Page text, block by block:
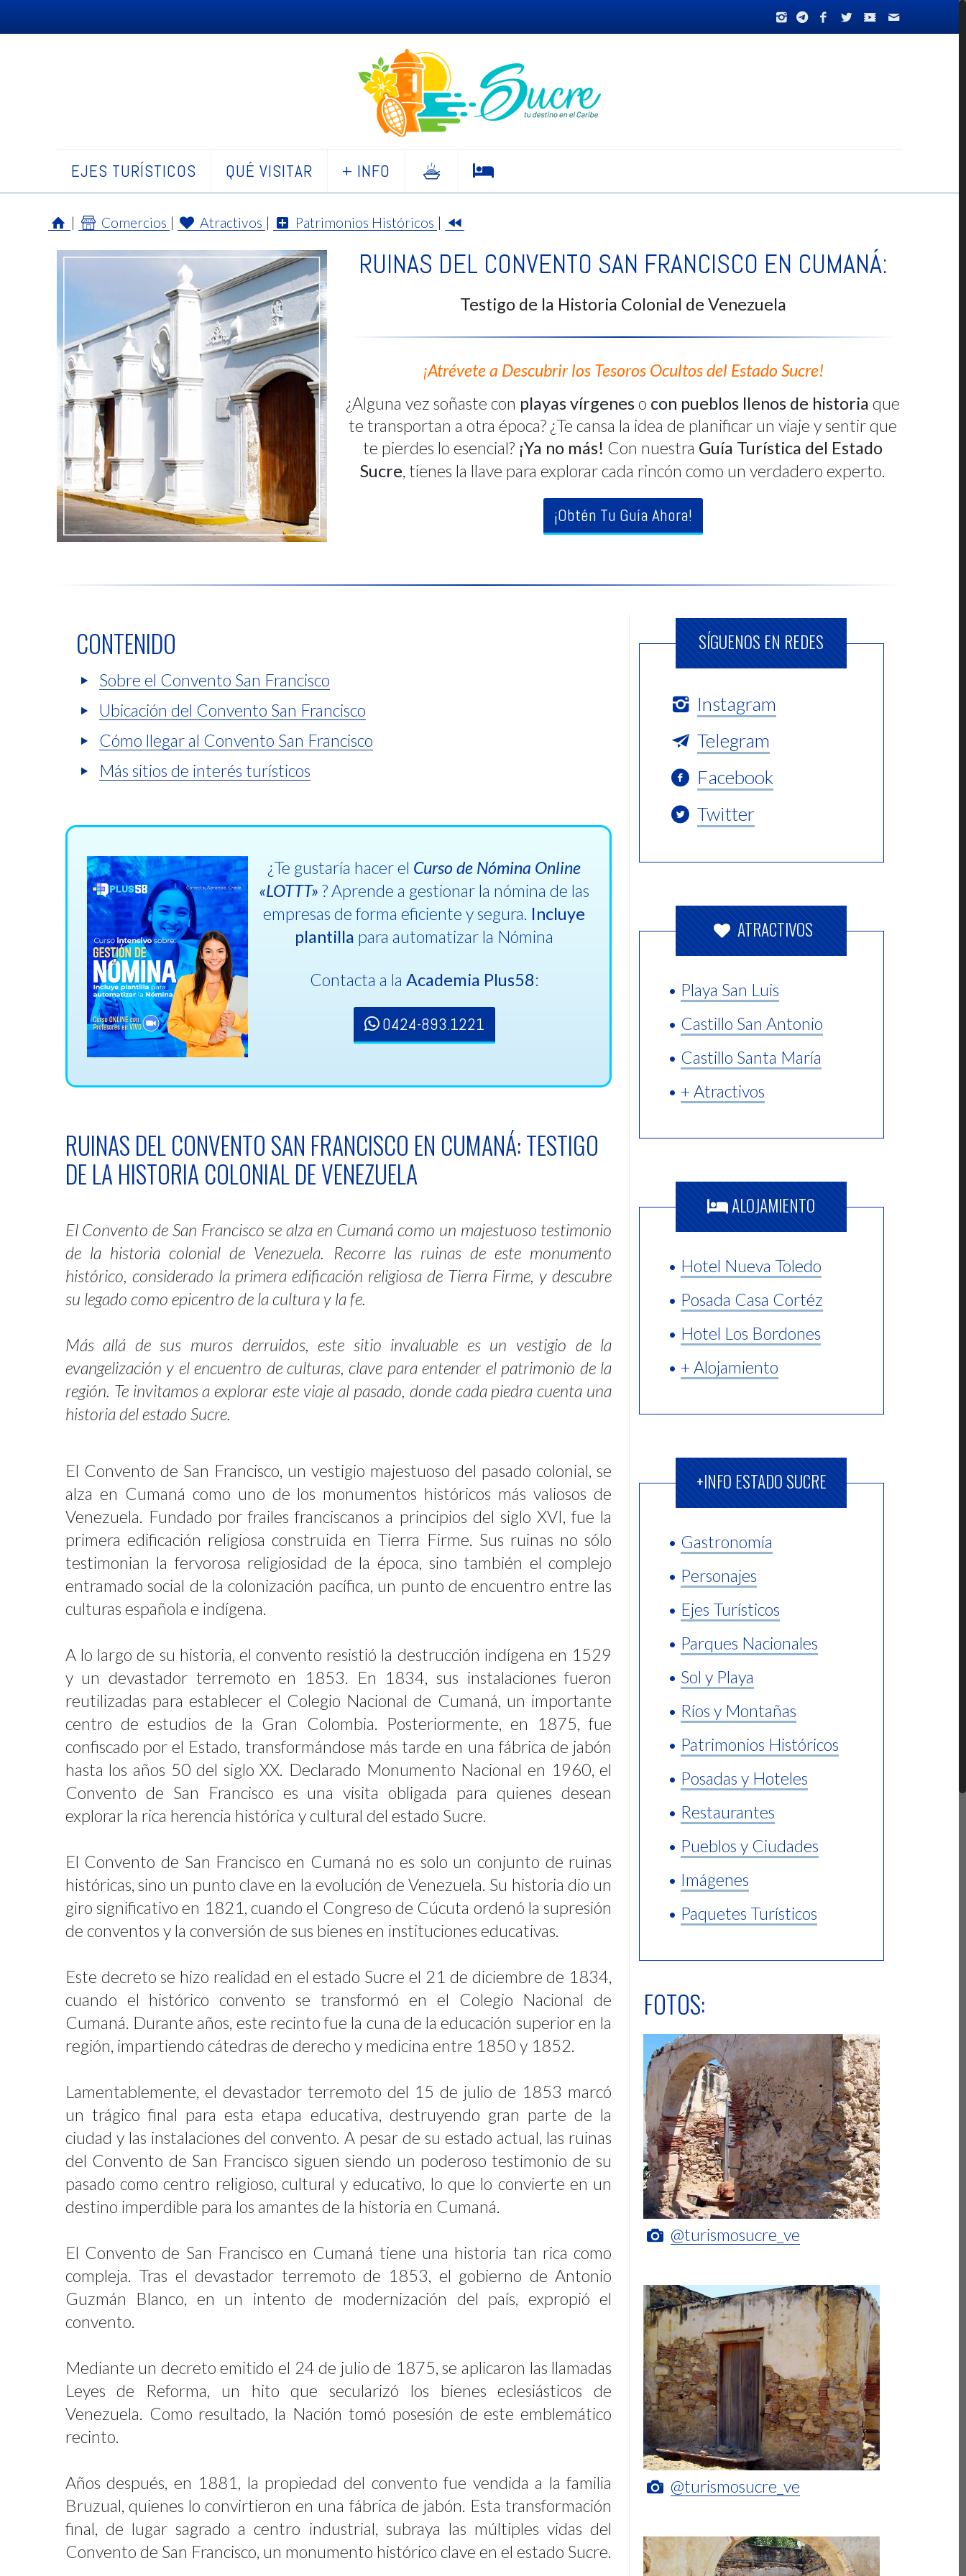
EJES TURÍSTICOS QUÉ VISITAR + INFO
| Comercios | Atractivos | Patrimonios Históricos |
RUINAS DEL CONVENTO SAN FRANCISCO EN CUMANÁ:
Testigo de la Historia Colonial de Venezuela
¡Atrévete a Descubrir los Tesoros Ocultos del Estado Sucre!
¿Alguna vez soñaste con playas vírgeneso con pueblos llenos de historia que
te transportan a otra época? ¿Te cansa la idea de planificar un viaje y sentir que
te pierdes lo esencial? ¡Ya no más! Con nuestra Guía Turística del Estado
Sucre, tienes la llave para explorar cada rincón como un verdadero experto.
¡Obtén Tu Guía Ahora!
CONTENIDO
Sobre el Convento San Francisco
Ubicación del Convento San Francisco
Cómo llegar al Convento San Francisco
Más sitios de interés turísticos
¿Te gustaría hacer el Curso de Nómina Online
«LOTTT»? Aprende a gestionar la nómina de las
empresas de forma eficiente y segura. Incluye
plantilla para automatizar la Nómina
Contacta a la Academia Plus58:
0424-893.1221
RUINAS DEL CONVENTO SAN FRANCISCO EN CUMANÁ: TESTIGO
DE LA HISTORIA COLONIAL DE VENEZUELA
El Convento de San Francisco se alza en Cumaná como un majestuoso testimonio
de la historia colonial de Venezuela. Recorre las ruinas de este monumento
histórico, considerado la primera edificación religiosa de Tierra Firme, y descubre
su legado como epicentro de la cultura y la fe.
Más allá de sus muros derruidos, este sitio invaluable es un vestigio de la
evangelización y el encuentro de culturas, clave para entender el patrimonio de la
región. Te invitamos a explorar este viaje al pasado, donde cada piedra cuenta una
historia del estado Sucre.
El Convento de San Francisco, un vestigio majestuoso del pasado colonial, se
alza en Cumaná como uno de los monumentos históricos más valiosos de
Venezuela. Fundado por frailes franciscanos a principios del siglo XVI, fue la
primera edificación religiosa construida en Tierra Firme. Sus ruinas no sólo
testimonian la fervorosa religiosidad de la época, sino también el complejo
entramado social de la colonización pacífica, un punto de encuentro entre las
culturas española e indígena.
A lo largo de su historia, el convento resistió la destrucción indígena en 1529
y un devastador terremoto en 1853. En 1834, sus instalaciones fueron
reutilizadas para establecer el Colegio Nacional de Cumaná, un importante
centro de estudios de la Gran Colombia. Posteriormente, en 1875, fue
confiscado por el Estado, transformándose más tarde en una fábrica de jabón
hasta los años 50 del siglo XX. Declarado Monumento Nacional en 1960, el
Convento de San Francisco es una visita obligada para quienes desean
explorar la rica herencia histórica y cultural del estado Sucre.
El Convento de San Francisco en Cumaná no es solo un conjunto de ruinas
históricas, sino un punto clave en la evolución de Venezuela. Su historia dio un
giro significativo en 1821, cuando el Congreso de Cúcuta ordenó la supresión
de conventos y la conversión de sus bienes en instituciones educativas.
Este decreto se hizo realidad en el estado Sucre el 21 de diciembre de 1834,
cuando el histórico convento se transformó en el Colegio Nacional de
Cumaná. Durante años, este recinto fue la cuna de la educación superior en la
región, impartiendo cátedras de derecho y medicina entre 1850 y 1852.
Lamentablemente, el devastador terremoto del 15 de julio de 1853 marcó
un trágico final para esta etapa educativa, destruyendo gran parte de la
ciudad y las instalaciones del convento. A pesar de su estado actual, las ruinas
del Convento de San Francisco siguen siendo un poderoso testimonio de su
pasado como centro religioso, cultural y educativo, lo que lo convierte en un
destino imperdible para los amantes de la historia en Cumaná.
El Convento de San Francisco en Cumaná tiene una historia tan rica como
compleja. Tras el devastador terremoto de 1853, el gobierno de Antonio
Guzmán Blanco, en un intento de modernización del país, expropió el
convento.
Mediante un decreto emitido el 24 de julio de 1875, se aplicaron las llamadas
Leyes de Reforma, un hito que secularizó los bienes eclesiásticos de
Venezuela. Como resultado, la Nación tomó posesión de este emblemático
recinto.
Años después, en 1881, la propiedad del convento fue vendida a la familia
Bruzual, quienes lo convirtieron en una fábrica de jabón. Esta transformación
final, de lugar sagrado a centro industrial, subraya las múltiples vidas del
Convento de San Francisco, un monumento histórico clave en el estado Sucre.
SÍGUENOS EN REDES
Instagram
Telegram
Facebook
Twitter
ATRACTIVOS
• Playa San Luis
• Castillo San Antonio
• Castillo Santa María
• + Atractivos
ALOJAMIENTO
• Hotel Nueva Toledo
• Posada Casa Cortéz
• Hotel Los Bordones
• + Alojamiento
+INFO ESTADO SUCRE
• Gastronomía
• Personajes
• Ejes Turísticos
• Parques Nacionales
• Sol y Playa
• Ríos y Montañas
• Patrimonios Históricos
• Posadas y Hoteles
• Restaurantes
• Pueblos y Ciudades
• Imágenes
• Paquetes Turísticos
FOTOS:
@turismosucre_ve
@turismosucre_ve